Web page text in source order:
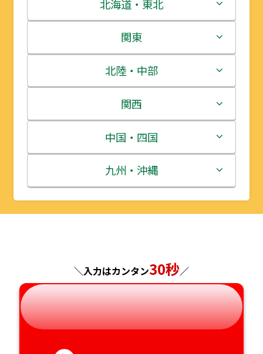
北海道・東北
北海道
青森県
岩手県
宮城県
秋田県
山形県
関東
茨城県
栃木県
群馬県
埼玉県
千葉県
神奈川県
北陸・中部
新潟県
富山県
石川県
福井県
長野県
岐阜県
静岡県
関西
三重県
滋賀県
京都府
兵庫県
奈良県
和歌山県
中国・四国
鳥取県
島根県
広島県
山口県
徳島県
九州・沖縄
福岡県
長崎県
熊本県
大分県
＼入力はカンタン30秒／